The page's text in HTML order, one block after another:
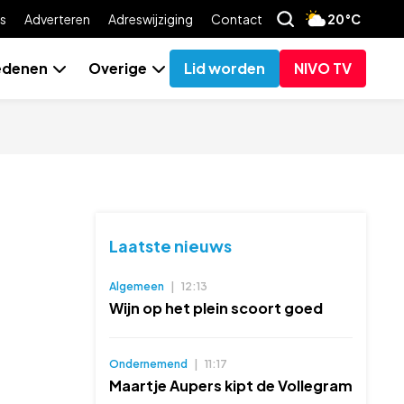
Adverteren Adreswijziging Contact 20°C
Overige Lid worden NIVO TV
Laatste nieuws
Algemeen 12:13
Wijn op het plein scoort goed
Ondernemend 11:17
Maartje Aupers kipt de Vollegram